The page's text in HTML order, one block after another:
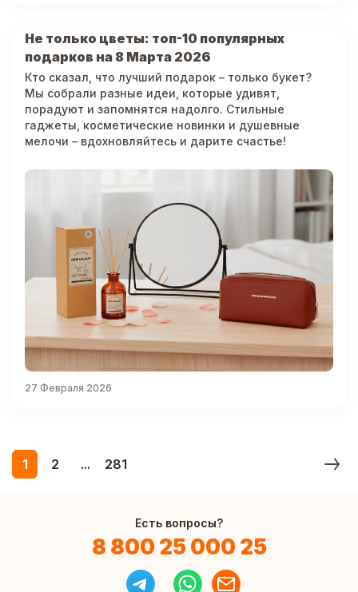
27 Февраля 2026
Не только цветы: топ-10 популярных
подарков на 8 Марта 2026
Кто сказал, что лучший подарок – только букет?
Мы собрали разные идеи, которые удивят,
порадуют и запомнятся надолго. Стильные
гаджеты, косметические новинки и душевные
мелочи – вдохновляйтесь и дарите счастье!
1 2 ... 281
Есть вопросы?
8 800 25 000 25